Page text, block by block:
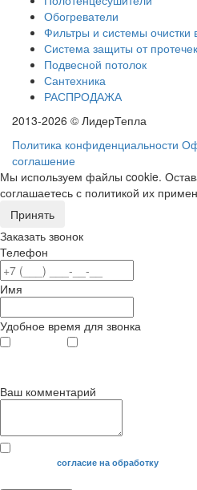
Обогреватели
Фильтры и системы очистки
Система защиты от
Подвесной потолок
Сантехника
РАСПРОДАЖА
2013-2026 © ЛидерТепла
Политика конфиденциальности
соглашение
Мы используем файлы cookie.
соглашаетесь с политикой их
Принять
Заказать звонок
Телефон
Имя
Удобное время для звонка
Ваш комментарий
Я даю своесогласие на обработку